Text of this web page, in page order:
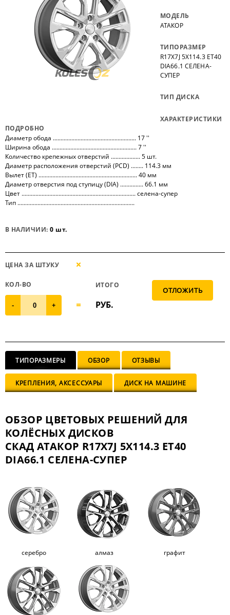
МОДЕЛЬ
АТАКОР
ТИПОРАЗМЕР
R17X7J 5X114.3 ET40
DIA66.1 СЕЛЕНА-
СУПЕР
ТИП ДИСКА
ХАРАКТЕРИСТИКИ
ПОДРОБНО
Диаметр обода ...................................................... 17 ''
Ширина обода ....................................................... 7 ''
Количество крепежных отверстий ................... 5 шт.
Диаметр расположения отверстий (PCD) ........ 114.3 мм
Вылет (ET) ................................................................ 40 мм
Диаметр отверстия под ступицу (DIA) ............... 66.1 мм
Цвет .......................................................................... селена-супер
Тип ............................................................................
В НАЛИЧИИ:0 шт.
ЦЕНА ЗА ШТУКУ
КОЛ-ВО
- +
ИТОГО
РУБ.
ТИПОРАЗМЕРЫ ОБЗОР ОТЗЫВЫ
КРЕПЛЕНИЯ, АКСЕССУАРЫ ДИСК НА МАШИНЕ
ОБЗОР ЦВЕТОВЫХ РЕШЕНИЙ ДЛЯ
КОЛЁСНЫХ ДИСКОВ
СКАД АТАКОР R17X7J 5X114.3 ET40
DIA66.1 СЕЛЕНА-СУПЕР
серебро алмаз графит